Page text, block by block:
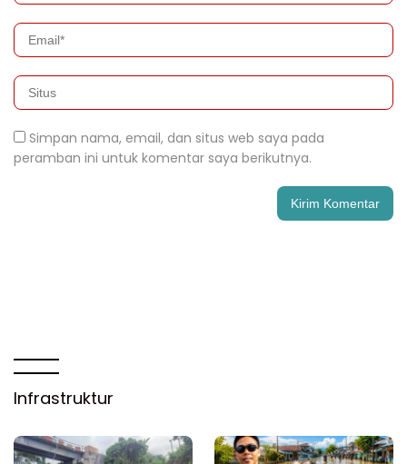
Simpan nama, email, dan situs web saya pada
peramban ini untuk komentar saya berikutnya.
Infrastruktur